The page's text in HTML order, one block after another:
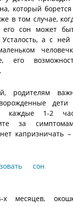
который
в том случае,
его сон может
а с
его
родителям
каждые 1-2
за
капризничать
месяцев,